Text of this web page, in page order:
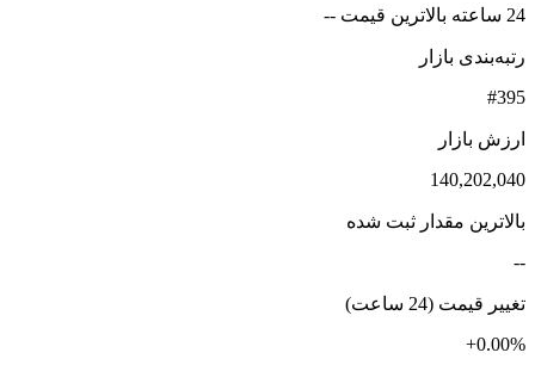
24 ساعته بالاترین قیمت --
رتبه‌بندی بازار
#395
ارزش بازار
140,202,040
بالاترین مقدار ثبت شده
--
تغییر قیمت (24 ساعت)
+0.00%